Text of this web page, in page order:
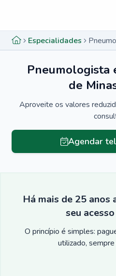
Especialidades
Pneumologista
de
Aproveite os valores
Agendar
Há mais de 25
seu
O princípio é simples:
utilizado,